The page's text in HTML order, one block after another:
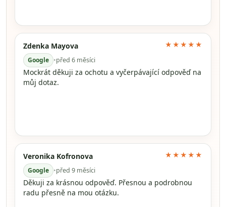
Zdenka Mayova
Google •před 6 měsíci
★★★★★
Mockrát děkuji za ochotu a vyčerpávající odpověď na
můj dotaz.
Veronika Kofronova
Google •před 9 měsíci
★★★★★
Děkuji za krásnou odpověď. Přesnou a podrobnou
radu přesně na mou otázku.